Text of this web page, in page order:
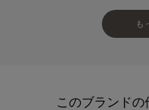
も
このブランドの